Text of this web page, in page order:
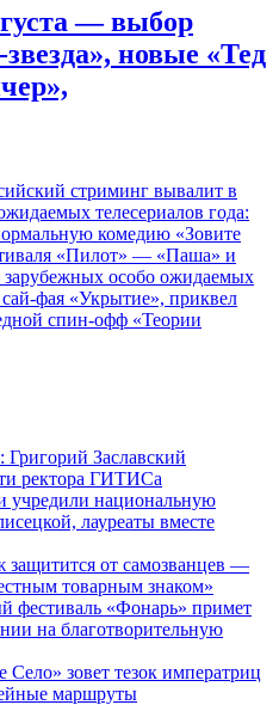
— выбор
новые «Тед
стриминг вывалит в
телесериалов года:
комедию «Зовите
«Пилот» — «Паша» и
особо ожидаемых
фая «Укрытие», приквел
спин-офф «Теории
Заславский
ректора ГИТИСа
учредили национальную
лауреаты вместе
защитится от самозванцев —
товарным знаком»
фестиваль «Фонарь» примет
на благотворительную
Село» зовет тезок императриц
маршруты